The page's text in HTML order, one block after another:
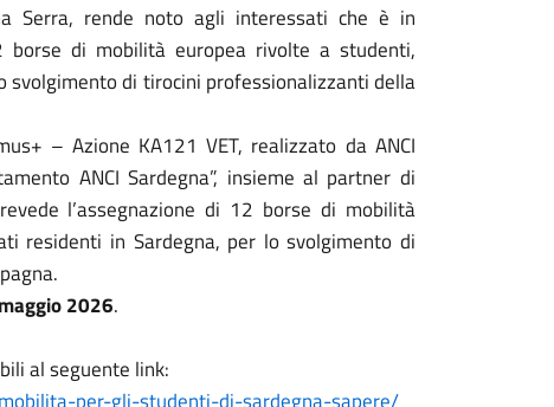
Serra, rende noto agli interessati che è in
borse di mobilità europea rivolte a studenti,
svolgimento di tirocini professionalizzanti della
– Azione KA121 VET, realizzato da ANCI
ANCI Sardegna”, insieme al partner di
l’assegnazione di 12 borse di mobilità
residenti in Sardegna, per lo svolgimento di
2026.
al seguente link: